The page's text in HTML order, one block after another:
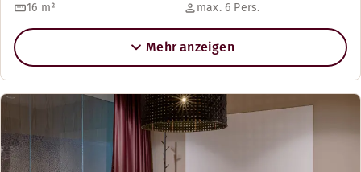
16 m² max. 6 Pers.
Mehr anzeigen